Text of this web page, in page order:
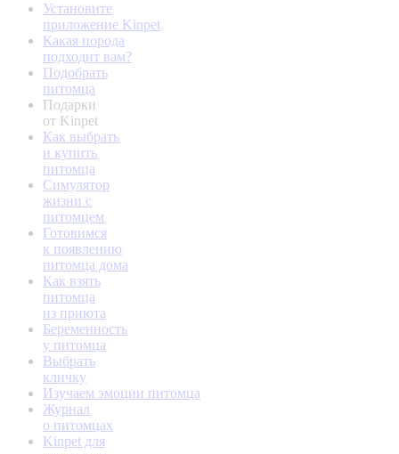
Установите
приложение Kinpet
Какая порода
подходит вам?
Подобрать
питомца
Подарки
от Kinpet
Как выбрать
и купить
питомца
Симулятор
жизни с
питомцем
Готовимся
к появлению
питомца дома
Как взять
питомца
из приюта
Беременность
у питомца
Выбрать
кличку
Изучаем эмоции питомца
Журнал
о питомцах
Kinpet для